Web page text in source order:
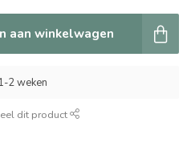
aan winkelwagen
2 weken
dit product